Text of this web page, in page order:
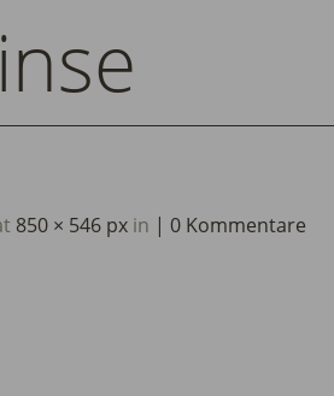
850 × 546 px in 0 Kommentare